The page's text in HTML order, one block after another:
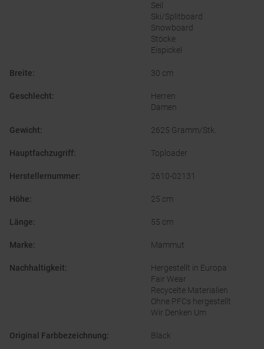
Seil
Ski/Splitboard
Snowboard
Stöcke
Eispickel
Breite: 30 cm
Geschlecht:
Herren
Damen
Gewicht: 2625 Gramm/Stk.
Hauptfachzugriff: Toploader
Herstellernummer: 2610-02131
Höhe: 25 cm
Länge: 55 cm
Marke: Mammut
Nachhaltigkeit:
Hergestellt in Europa
Fair Wear
Recycelte Materialien
Ohne PFCs hergestellt
Wir Denken Um
Original Farbbezeichnung: Black